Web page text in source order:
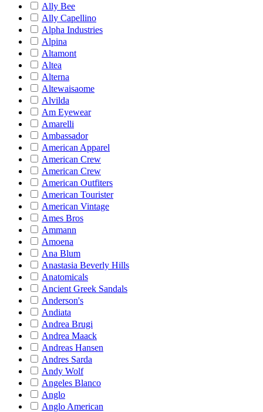
Ally Bee
Ally Capellino
Alpha Industries
Alpina
Altamont
Altea
Alterna
Altewaisaome
Alvilda
Am Eyewear
Amarelli
Ambassador
American Apparel
American Crew
American Crew
American Outfiters
American Tourister
American Vintage
Ames Bros
Ammann
Amoena
Ana Blum
Anastasia Beverly Hills
Anatomicals
Ancient Greek Sandals
Anderson's
Andiata
Andrea Brugi
Andrea Maack
Andreas Hansen
Andres Sarda
Andy Wolf
Angeles Blanco
Anglo
Anglo American